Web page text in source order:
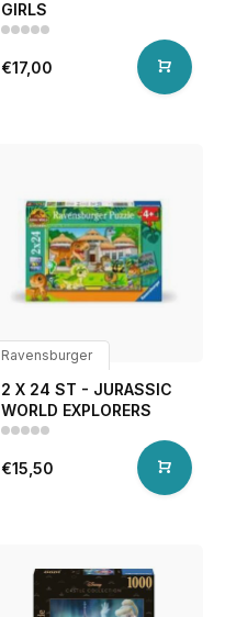
GIRLS
€17,00
Ravensburger
2 X 24 ST - JURASSIC
WORLD EXPLORERS
€15,50